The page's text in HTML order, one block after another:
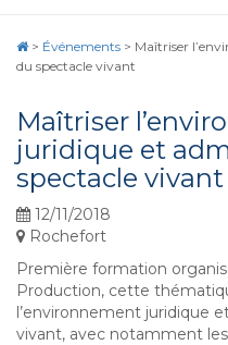
> Événements > Maîtriser
du spectacle vivant
Maîtriser
juridique et
spectacle vivant
12/11/2018
Rochefort
Première formation
Production, cette
l’environnement juridique
vivant, avec notamment